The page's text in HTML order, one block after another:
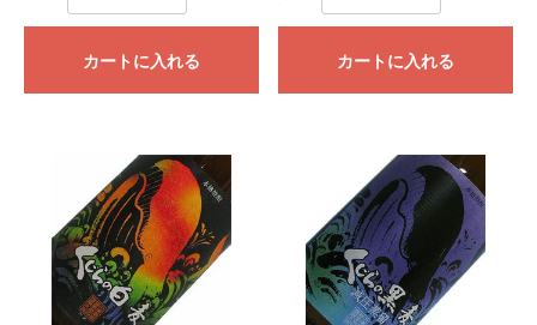
カートに入れる カートに入れる